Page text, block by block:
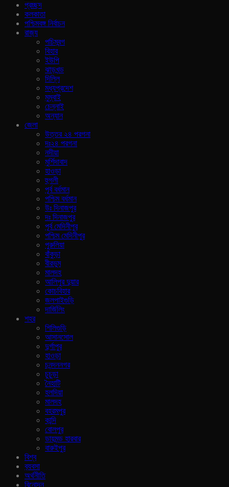
প্রচ্ছদ
কলকাতা
পশ্চিমবঙ্গ নির্বাচন
রাজ‍্য
পচিমবন্গ
বিহার
ইউপি
ঝাড়খন্ড
দিল্লি
মধ্যপ্রদেশ
মুম্বাই
চেন্নাই
অন্যান
জেলা
উত্তর ২৪ পরগনা
দঃ২৪ পরগনা
নদীয়া
মুর্শিদাবাদ
হাওড়া
হুগলী
পূর্ব বর্ধমান
পশ্চিম বর্ধমান
উঃ দিনাজপুর
দঃ দিনাজপুর
পূর্ব মেদিনীপুর
পশ্চিম মেদিনীপুর
পুরুলিয়া
বাঁকুড়া
বীরভুম
মালদহ
আলিপুর দুয়ার
কোচবিহার
জলপাইগুড়ি
দার্জিলিং
শহর
শিলিগুড়ি
আসানসোল
দুর্গাপুর
হাওড়া
চনন্দননগর
চুচুড়া
নৈহাটি
হলদিয়া
মালদহ
বহরমপুর
কান্দি
বোলপুর
ডায়মন্ড হারবার
বারুইপুর
বিশ্ব
ব‍্যবসা
অর্থনীতি
বিনোদন